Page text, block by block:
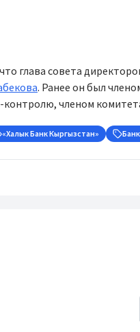
глава совета
. Ранее он был
членом
«Халык Банк Кыргызстан»